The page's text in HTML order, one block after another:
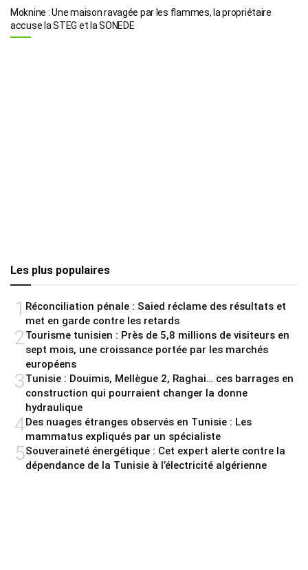
Moknine : Une maison ravagée par les flammes, la propriétaire
accuse la STEG et la SONEDE
Les plus populaires
1 Réconciliation pénale : Saied réclame des résultats et
met en garde contre les retards
2Tourisme tunisien : Près de 5,8 millions de visiteurs en
sept mois, une croissance portée par les marchés
européens
3Tunisie : Douimis, Mellègue 2, Raghai… ces barrages en
construction qui pourraient changer la donne
hydraulique
4Des nuages étranges observés en Tunisie : Les
mammatus expliqués par un spécialiste
5Souveraineté énergétique : Cet expert alerte contre la
dépendance de la Tunisie à l’électricité algérienne